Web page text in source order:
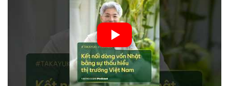
nhà đầu tư đa quốc gia tìm kiếm cơ hội đa dạng. Các yếu tố
như chính sách tài chính Việt Nam, xu hướng đầu tư ESG, và
ổn định thị trường sẽ ảnh hưởng trực tiếp đến lưu lượng vốn
nhập khẩu từ Nhật Bản. Bài cũng nhấn mạnh vai trò của thông
tin thị trường chính xác trong việc giảm rủi ro khi kết nối các
thị trường khác nhau.
🎥 Xem video trực tiếp tại: